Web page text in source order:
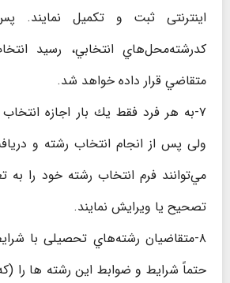
اینترنتی ثبت و تكميل نمايند.
كدرشته‌‌محل‌هاي انتخابي، رسيد
متقاضي قرار داده خواهد شد.
۷-به هر فرد فقط يك بار اجازه
ولی پس از انجام انتخاب رشته و
مي‌توانند فرم انتخاب رشته خود را به
تصحيح يا ويرايش نمايند.
۸-متقاضیان رشته‌هاي تحصیلی با
حتماً شرايط و ضوابط اين رشته ها را